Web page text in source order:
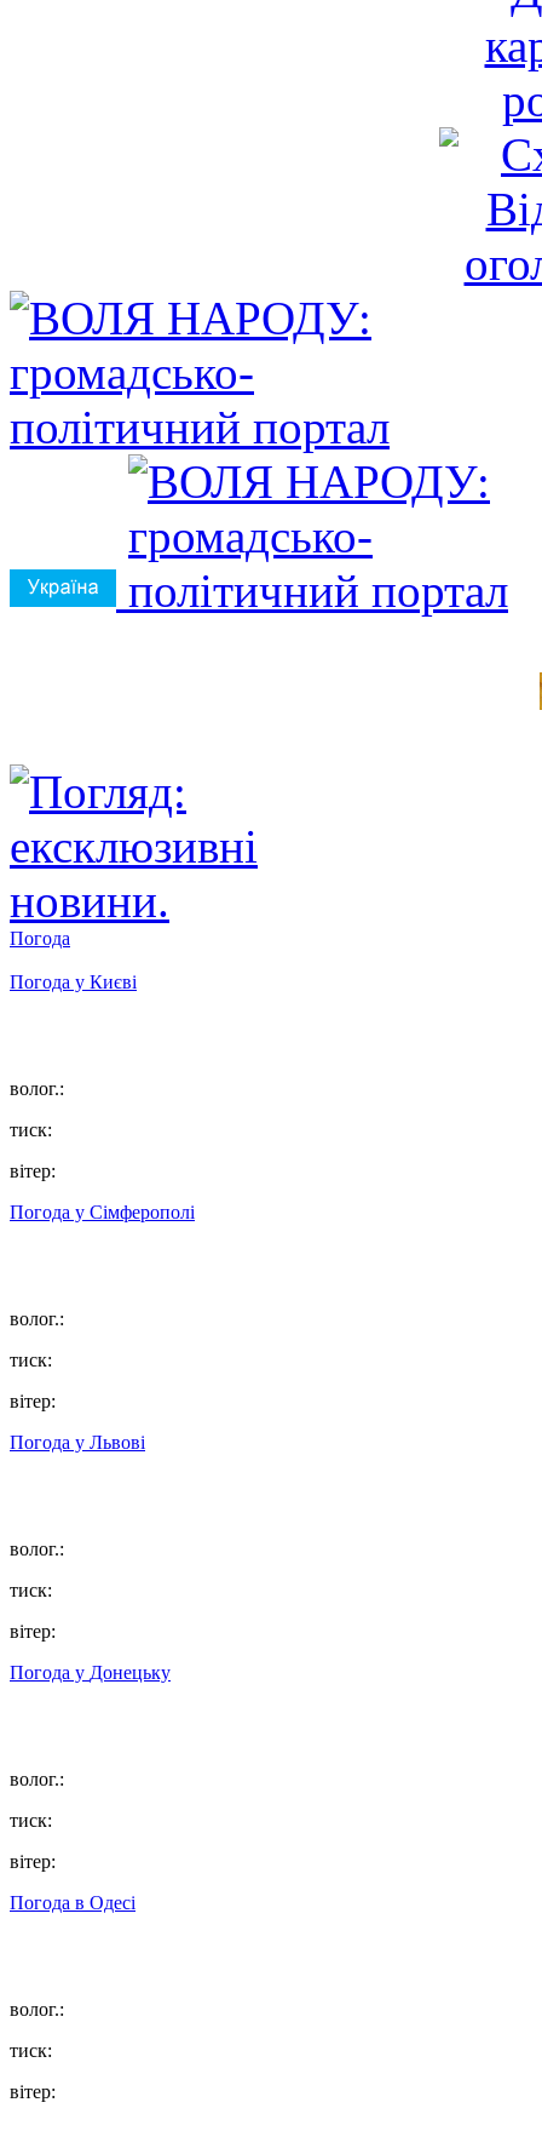
Погода
Погода у Києві
волог.:
тиск:
вітер:
Погода у Сімферополі
волог.:
тиск:
вітер:
Погода у Львові
волог.:
тиск:
вітер:
Погода у Донецьку
волог.:
тиск:
вітер:
Погода в Одесі
волог.:
тиск:
вітер: